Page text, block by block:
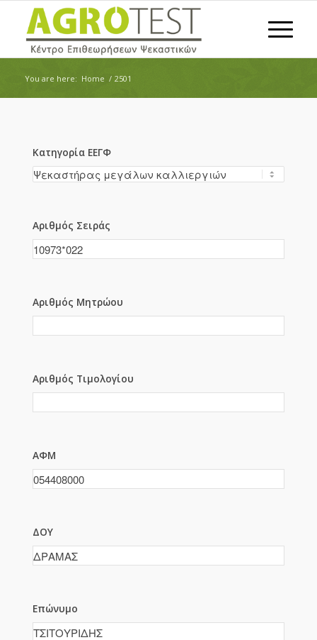
You are here: Home / 2501
Κατηγορία ΕΕΓΦ
Αριθμός Σειράς
Αριθμός Μητρώου
Αριθμός Τιμολογίου
ΑΦΜ
ΔΟΥ
Επώνυμο